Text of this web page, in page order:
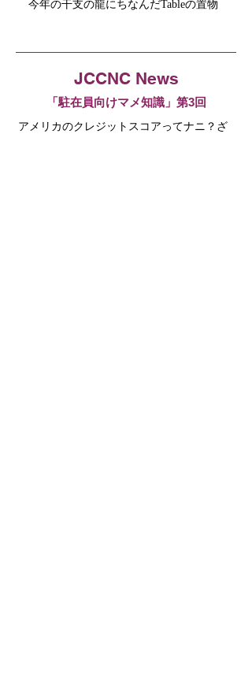
今年の干支の龍にちなんだTableの置物
JCCNC News
「駐在員向けマメ知識」第3回
アメリカのクレジットスコアってナニ？ざ